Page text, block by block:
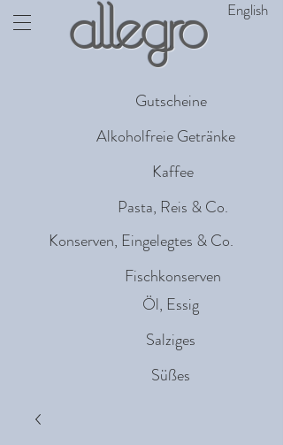
English
allegro
Gutscheine
Alkoholfreie Getränke
Kaffee
Pasta, Reis & Co.
Konserven, Eingelegtes & Co.
Fischkonserven
Öl, Essig
Salziges
Süßes